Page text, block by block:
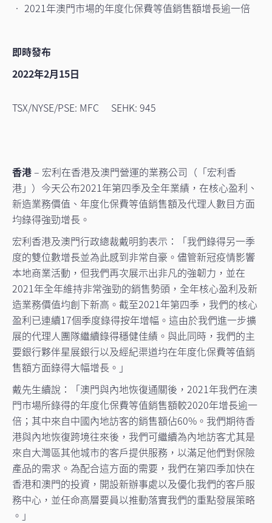
• 2021年澳門市場的年度化保費等值銷售額增長逾一倍
即時發布
2022年2月15日
TSX/NYSE/PSE: MFC SEHK: 945
香港– 宏利在香港及澳門營運的業務公司（「宏利香
港」）今天公布2021年第四季及全年業績，在核心盈利、
新造業務價值、年度化保費等值銷售額及代理人數目方面
均錄得強勁增長。
宏利香港及澳門行政總裁戴明鈞表示：「我們錄得另一季
度的雙位數增長並為此感到非常自豪。儘管新冠疫情影響
本地商業活動，但我們再次展示出非凡的強韌力，並在
2021年全年維持非常強勁的銷售勢頭，全年核心盈利及新
造業務價值均創下新高。截至2021年第四季，我們的核心
盈利已連續17個季度錄得按年增幅。這由於我們進一步擴
展的代理人團隊繼續錄得穩健佳績。與此同時，我們的主
要銀行夥伴星展銀行以及經紀渠道均在年度化保費等值銷
售額方面錄得大幅增長。」
戴先生續說：「澳門與內地恢復通關後，2021年我們在澳
門市場所錄得的年度化保費等值銷售額較2020年增長逾一
倍；其中來自中國內地訪客的銷售額佔60%。我們期待香
港與內地恢復跨境往來後，我們可繼續為內地訪客尤其是
來自大灣區其他城市的客戶提供服務，以滿足他們對保險
產品的需求。為配合這方面的需要，我們在第四季加快在
香港和澳門的投資，開設新辦事處以及優化我們的客戶服
務中心，並任命高層要員以推動落實我們的重點發展策略
。」